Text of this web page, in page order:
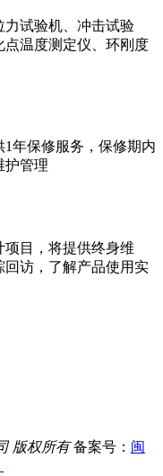
力试验机、冲击试验
温度测定仪、环刚度
年保修服务，保修期内
护管理
项目，将提供终身维
访，了解产品使用实
版权所有备案号： 闽